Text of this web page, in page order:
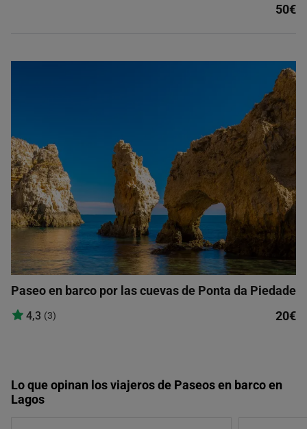
50€
Paseo en barco por las cuevas de Ponta da Piedade
4,3 (3) 20€
Lo que opinan los viajeros de Paseos en barco en
Lagos